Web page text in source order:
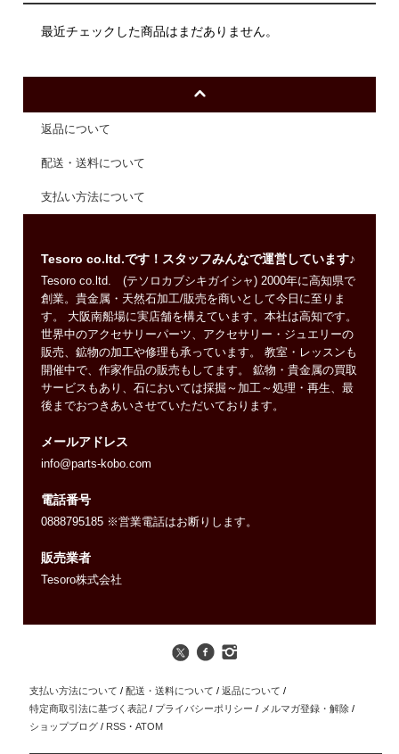
最近チェックした商品はまだありません。
返品について
配送・送料について
支払い方法について
Tesoro co.ltd.です！スタッフみんなで運営しています♪
Tesoro co.ltd. (テソロカブシキガイシャ) 2000年に高知県で
創業。貴金属・天然石加工/販売を商いとして今日に至りま
す。 大阪南船場に実店舗を構えています。本社は高知です。
世界中のアクセサリーパーツ、アクセサリー・ジュエリーの
販売、鉱物の加工や修理も承っています。 教室・レッスンも
開催中で、作家作品の販売もしてます。 鉱物・貴金属の買取
サービスもあり、石においては採掘～加工～処理・再生、最
後までおつきあいさせていただいております。
メールアドレス
info@parts-kobo.com
電話番号
0888795185 ※営業電話はお断りします。
販売業者
Tesoro株式会社
支払い方法について / 配送・送料について / 返品について /
特定商取引法に基づく表記 / プライバシーポリシー / メルマガ登録・解除 /
ショップブログ / RSS ・ATOM